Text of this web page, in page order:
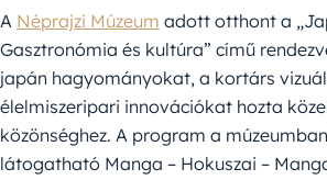
A Néprajzi Múzeum adott otthont a
Gasztronómia és kultúra” című
japán hagyományokat, a kortárs
élelmiszeripari innovációkat hozta
közönséghez. A program a
látogatható Manga – Hokuszai –